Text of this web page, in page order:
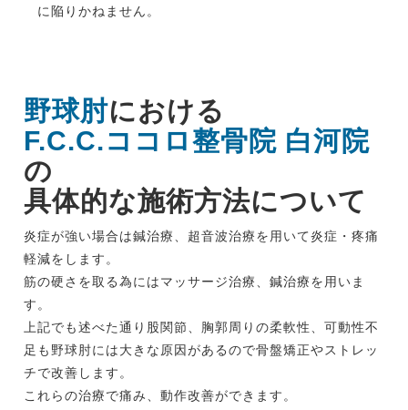
に陥りかねません。
野球肘における
F.C.C.ココロ整骨院 白河院
の
具体的な施術方法について
炎症が強い場合は鍼治療、超音波治療を用いて炎症・疼痛
軽減をします。
筋の硬さを取る為にはマッサージ治療、鍼治療を用いま
す。
上記でも述べた通り股関節、胸郭周りの柔軟性、可動性不
足も野球肘には大きな原因があるので骨盤矯正やストレッ
チで改善します。
これらの治療で痛み、動作改善ができます。